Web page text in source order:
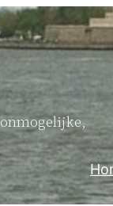
onmogelijke,